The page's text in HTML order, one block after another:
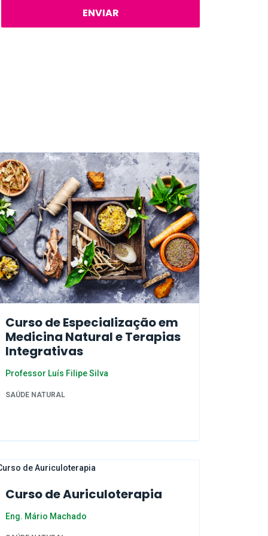
ENVIAR
Curso de Especialização em
Medicina Natural e Terapias
Integrativas
Professor Luís Filipe Silva
SAÚDE NATURAL
Curso de Auriculoterapia
Eng. Mário Machado